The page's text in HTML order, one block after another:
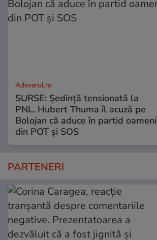
Adevarul.ro
SURSE: Ședință tensionată la
PNL. Hubert Thuma îl acuză pe
Bolojan că aduce în partid oameni
din POT și SOS
PARTENERI